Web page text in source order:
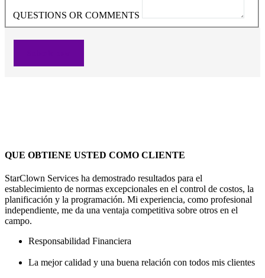
QUESTIONS OR COMMENTS
QUE OBTIENE USTED COMO CLIENTE
StarClown Services ha demostrado resultados para el
establecimiento de normas excepcionales en el control de costos, la
planificación y la programación. Mi experiencia, como profesional
independiente, me da una ventaja competitiva sobre otros en el
campo.
Responsabilidad Financiera
La mejor calidad y una buena relación con todos mis clientes